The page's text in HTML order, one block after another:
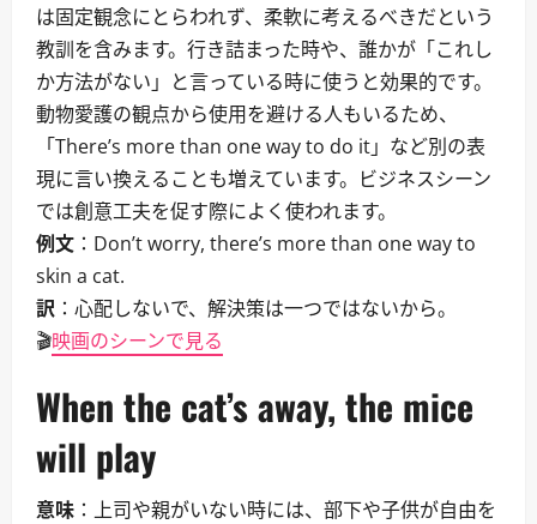
は固定観念にとらわれず、柔軟に考えるべきだという
教訓を含みます。行き詰まった時や、誰かが「これし
か方法がない」と言っている時に使うと効果的です。
動物愛護の観点から使用を避ける人もいるため、
「There’s more than one way to do it」など別の表
現に言い換えることも増えています。ビジネスシーン
では創意工夫を促す際によく使われます。
例文 ：Don’t worry, there’s more than one way to
skin a cat.
訳 ：心配しないで、解決策は一つではないから。
🎬映画のシーンで見る
When the cat’s away, the mice
will play
意味 ：上司や親がいない時には、部下や子供が自由を